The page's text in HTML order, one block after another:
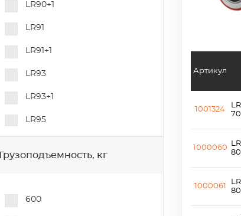
Колеса для автомобильной
промышленности
Специальные колеса и
аксессуары
LR90+1
LR91
LR91+1
LR93
LR93+1
LR95
Грузоподъемность, кг
600
Артикул
1001324
1000060
1000061